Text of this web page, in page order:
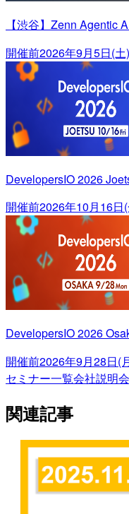
【渋谷】Zenn Agentic
開催前2026年9月5日(土
DevelopersIO 2026
開催前2026年10月16日
DevelopersIO 2026
開催前2026年9月28日(
セミナー一覧会社説明
関連記事